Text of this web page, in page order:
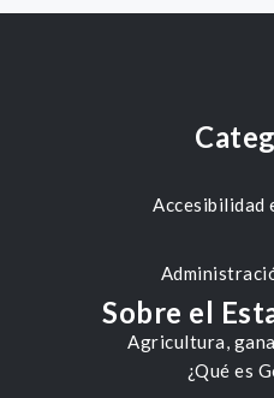
Accesibilidad
Agricultura,
Sobre el
¿Qué es